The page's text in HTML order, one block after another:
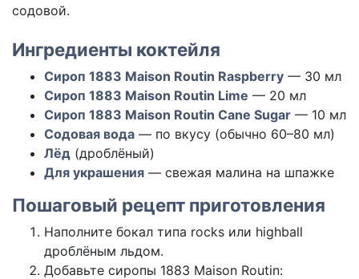
содовой.
Ингредиенты коктейля
Сироп 1883 Maison Routin Raspberry — 30 мл
Сироп 1883 Maison Routin Lime — 20 мл
Сироп 1883 Maison Routin Cane Sugar — 10 мл
Содовая вода — по вкусу (обычно 60–80 мл)
Лёд (дроблёный)
Для украшения — свежая малина на шпажке
Пошаговый рецепт приготовления
Наполните бокал типа rocks или highball
дроблёным льдом.
Добавьте сиропы 1883 Maison Routin: